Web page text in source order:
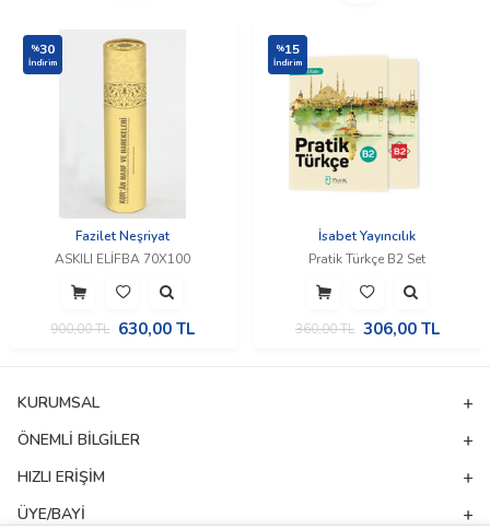
%30
İndirim
Fazilet Neşriyat
ASKILI ELİFBA 70X100
900,00TL 630,00 TL
%15
İndirim
İsabet Yayıncılık
Pratik Türkçe B2 Set
360,00TL 306,00TL
KURUMSAL
ÖNEMLI BILGILER
HIZLI ERIŞIM
ÜYE/BAYI